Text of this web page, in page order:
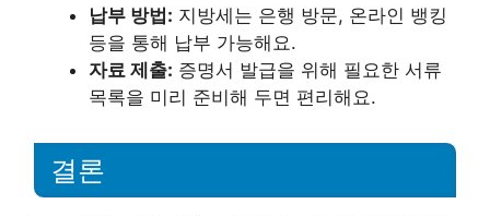
납부 방법: 지방세는 은행 방문, 온라인 뱅킹
등을 통해 납부 가능해요.
자료 제출: 증명서 발급을 위해 필요한 서류
목록을 미리 준비해 두면 편리해요.
결론